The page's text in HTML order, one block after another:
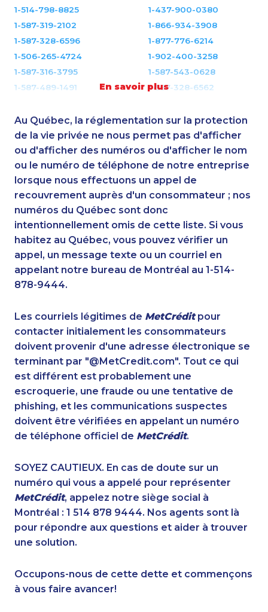
En savoir plus
1-514-798-8825
1-437-900-0380
1-587-319-2102
1-866-934-3908
1-587-328-6596
1-877-776-6214
1-506-265-4724
1-902-400-3258
1-587-316-3795
1-587-543-0628
1-587-489-1491
1-587-328-6562
1-438-230-2024
1-778-662-5026
1-587-316-3441
1-855-969-8964
1-250-276-4115
1-437-900-0338
1-647-722-9384
1-778-401-2184
1-416-208-7125
1-647-715-6060
1-250-277-4304
1-780-420-2377
1-438-230-1378
1-416-241-1868
1-902-482-1884
1-902-482-1302
1-647-557-3693
1-902-201-9349
1-438-230-2028
1-877-417-1759
1-604-282-3657
1-418-579-0904
1-902-482-8372
1-844-820-8826
1-587-319-2096
1-877-677-8165
1-778-404-7747
1-647-245-5597
1-780-420-2381
1-819-201-2120
1-780-969-8968
1-587-328-6589
1-289-777-9445
1-437-900-0359
1-587-328-6556
1-905-288-1052
1-778-401-7159
1-587-328-6586
1-905-288-1753
1-905-288-1759
1-780-969-8964
1-905-916-8204
1-778-401-7396
1-778-589-7222
1-902-482-9281
1-514-448-1304
1-877-677-8164
Au Québec, la réglementation sur la protection
de la vie privée ne nous permet pas d'afficher
ou d'afficher des numéros ou d'afficher le nom
ou le numéro de téléphone de notre entreprise
lorsque nous effectuons un appel de
recouvrement auprès d'un consommateur ; nos
numéros du Québec sont donc
intentionnellement omis de cette liste. Si vous
habitez au Québec, vous pouvez vérifier un
appel, un message texte ou un courriel en
appelant notre bureau de Montréal au 1-514-
878-9444.
Les courriels légitimes de MetCréditpour
contacter initialement les consommateurs
doivent provenir d'une adresse électronique se
terminant par "@MetCredit.com". Tout ce qui
est différent est probablement une
escroquerie, une fraude ou une tentative de
phishing, et les communications suspectes
doivent être vérifiées en appelant un numéro
de téléphone officiel de MetCrédit.
SOYEZ CAUTIEUX. En cas de doute sur un
numéro qui vous a appelé pour représenter
MetCrédit, appelez notre siège social à
Montréal : 1 514 878 9444. Nos agents sont là
pour répondre aux questions et aider à trouver
une solution.
Occupons-nous de cette dette et commençons
à vous faire avancer!